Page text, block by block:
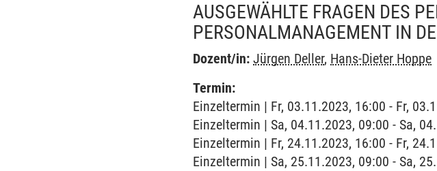
AUSGEWÄHLTE FRAGEN DES
PERSONALMANAGEMENT IN
Dozent/in: Jürgen Deller, Hans-Dieter Hoppe
Termin:
Einzeltermin | Fr, 03.11.2023, 16:00 - Fr,
Einzeltermin | Sa, 04.11.2023, 09:00 - Sa,
Einzeltermin | Fr, 24.11.2023, 16:00 - Fr,
Einzeltermin | Sa, 25.11.2023, 09:00 - Sa,